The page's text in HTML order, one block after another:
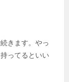
きます。やっ
ってるといい